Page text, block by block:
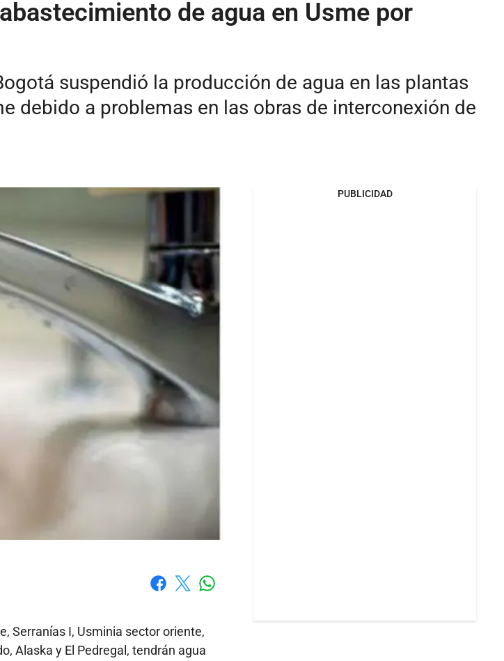
de agua en Usme por
suspendió la producción de agua en las plantas
debido a problemas en las obras de interconexión de
Serranías I, Usminia sector oriente,
Alaska y El Pedregal, tendrán agua
PUBLICIDAD